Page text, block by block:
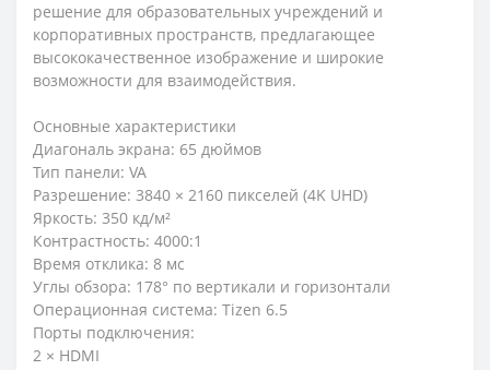
решение для образовательных учреждений и
корпоративных пространств, предлагающее
высококачественное изображение и широкие
возможности для взаимодействия.​
Основные характеристики
Диагональ экрана: 65 дюймов
Тип панели: VA
Разрешение: 3840 × 2160 пикселей (4K UHD)
Яркость: 350 кд/м²
Контрастность: 4000:1
Время отклика: 8 мс
Углы обзора: 178° по вертикали и горизонтали
Операционная система: Tizen 6.5
Порты подключения:
2 × HDMI